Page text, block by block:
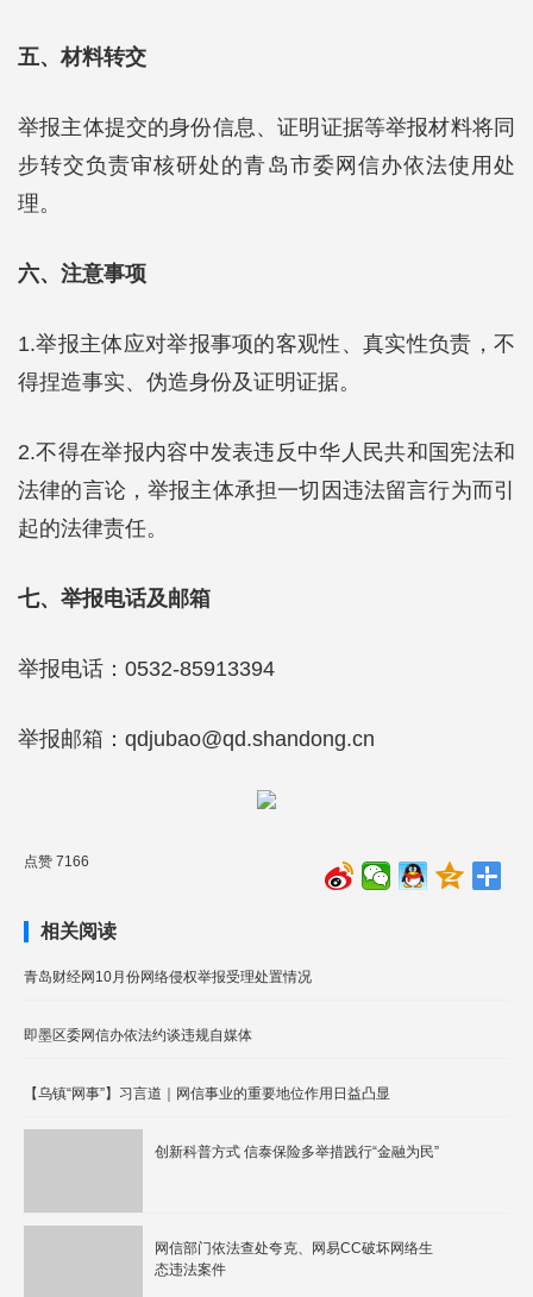
五、材料转交
举报主体提交的身份信息、证明证据等举报材料将同
步转交负责审核研处的青岛市委网信办依法使用处
理。
六、注意事项
1.举报主体应对举报事项的客观性、真实性负责，不
得捏造事实、伪造身份及证明证据。
2.不得在举报内容中发表违反中华人民共和国宪法和
法律的言论，举报主体承担一切因违法留言行为而引
起的法律责任。
七、举报电话及邮箱
举报电话：0532-85913394
举报邮箱：qdjubao@qd.shandong.cn
点赞 7166
相关阅读
青岛财经网10月份网络侵权举报受理处置情况
即墨区委网信办依法约谈违规自媒体
【乌镇“网事”】习言道｜网信事业的重要地位作用日益凸显
创新科普方式 信泰保险多举措践行“金融为民”
网信部门依法查处夸克、网易CC破坏网络生
态违法案件